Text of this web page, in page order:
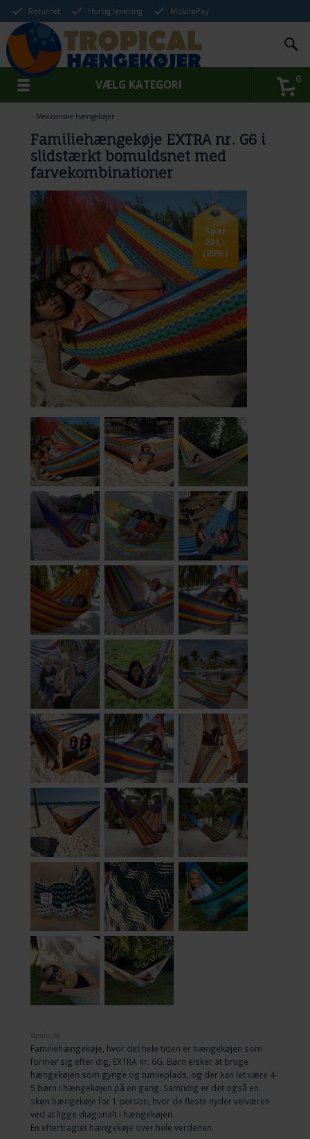
Returret Hurtig levering MobilePay
0
VÆLG KATEGORI
Mexicanske hængekøjer
Familiehængekøje EXTRA nr. G6 i
slidstærkt bomuldsnet med
farvekombinationer
Spar
201,-
(20%)
Varenr.G6
Familiehængekøje, hvor det hele tiden er hængekøjen som
former sig efter dig, EXTRA nr. 6G. Børn elsker at bruge
hængekøjen som gynge og tumleplads, og der kan let være 4-
5 børn i hængekøjen på en gang. Samtidig er det også en
skøn hængekøje for 1 person, hvor de fleste nyder velværen
ved at ligge diagonalt i hængekøjen.
En eftertragtet hængekøje over hele verdenen.